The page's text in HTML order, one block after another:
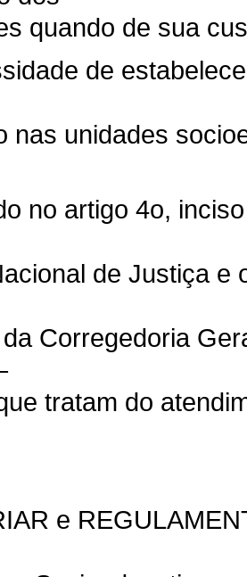
quando de sua
de
nas unidades
no artigo 4o,
de Justiça e
Corregedoria
tratam do
e